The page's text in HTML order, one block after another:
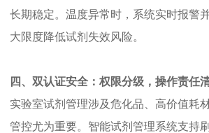
长期稳定。温度异常时，系统实时报警
大限度降低试剂失效风险。
四、双认证安全：权限分级，操作责任
实验室试剂管理涉及危化品、高价值耗
管控尤为重要。智能试剂管理系统支持